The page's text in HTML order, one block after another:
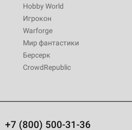
Hobby World
Игрокон
Warforge
Мир фантастики
Берсерк
CrowdRepublic
+7 (800) 500-31-36